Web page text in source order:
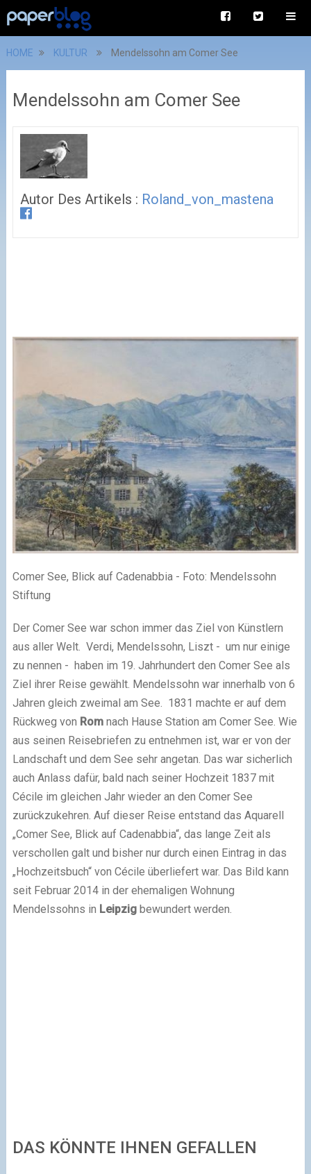
HOME KULTUR Mendelssohn am Comer See
Mendelssohn am Comer See
Autor Des Artikels : Roland_von_mastena
Comer See, Blick auf Cadenabbia - Foto: Mendelssohn
Stiftung
Der Comer See war schon immer das Ziel von Künstlern
aus aller Welt. Verdi, Mendelssohn, Liszt - um nur einige
zu nennen - haben im 19. Jahrhundert den Comer See als
Ziel ihrer Reise gewählt. Mendelssohn war innerhalb von 6
Jahren gleich zweimal am See.
1831 machte er auf dem
Rückweg von Rom nach Hause Station am Comer See. Wie
aus seinen Reisebriefen zu entnehmen ist, war er von der
Landschaft und dem See sehr angetan. Das war sicherlich
auch Anlass dafür, bald nach seiner Hochzeit 1837 mit
Cécile im gleichen Jahr wieder an den Comer See
zurückzukehren. Auf dieser Reise entstand das Aquarell
„Comer See, Blick auf Cadenabbia“, das lange Zeit als
verschollen galt und bisher nur durch einen Eintrag in das
„Hochzeitsbuch“ von Cécile überliefert war. Das Bild kann
seit Februar 2014 in der ehemaligen Wohnung
Mendelssohns in Leipzigbewundert werden.
DAS KÖNNTE IHNEN GEFALLEN